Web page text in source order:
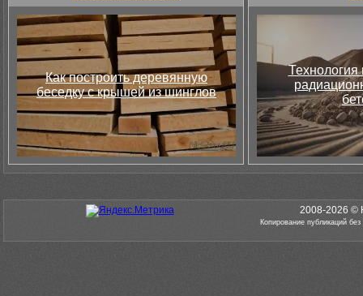
Как построить деревянную
беседку с крышей из шинглов
Технология
2008-2026 ©
Копирование публикаций